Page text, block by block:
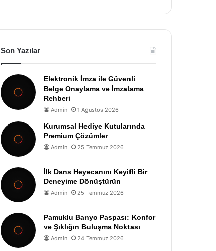
Son Yazılar
Elektronik İmza ile Güvenli
Belge Onaylama ve İmzalama
Rehberi
Admin 1 Ağustos 2026
Kurumsal Hediye Kutularında
Premium Çözümler
Admin 25 Temmuz 2026
İlk Dans Heyecanını Keyifli Bir
Deneyime Dönüştürün
Admin 25 Temmuz 2026
Pamuklu Banyo Paspası: Konfor
ve Şıklığın Buluşma Noktası
Admin 24 Temmuz 2026